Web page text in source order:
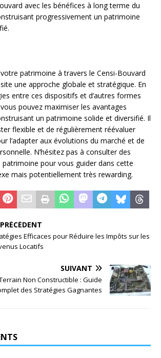
avec les bénéfices à long terme du
progressivement un patrimoine
patrimoine à travers le Censi-Bouvard
une approche globale et stratégique. En
entre ces dispositifs et d’autres formes
pouvez maximiser les avantages
un patrimoine solide et diversifié. Il
flexible et de régulièrement réévaluer
l’adapter aux évolutions du marché et de
N’hésitez pas à consulter des
pour vous guider dans cette
mais potentiellement très rewarding.
PRÉCÉDENT
Efficaces pour Réduire les Impôts sur les
Locatifs
SUIVANT
Non Constructible : Guide
des Stratégies Gagnantes